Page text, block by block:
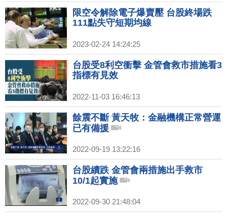
限空令解除電子爆賣壓 台股終場跌
111點失守短期均線
2023-02-24 14:24:25
台股受8利空衝擊 金管會救市措施看3
指標有見效
2022-11-03 16:46:13
餘震不斷 黃天牧：金融機構正常營運
已有備援
2022-09-19 13:22:16
台股續跌 金管會兩措施出手救市
10/1起實施
2022-09-30 21:48:04